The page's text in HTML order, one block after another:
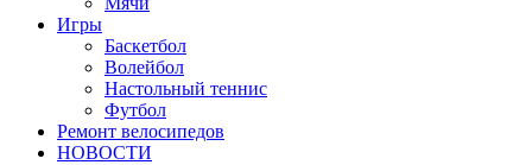
Игры
Баскетбол
Волейбол
Настольный теннис
Футбол
Ремонт велосипедов
НОВОСТИ